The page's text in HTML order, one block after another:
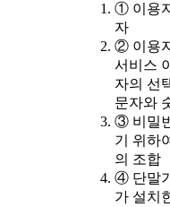
① 이용
자
② 이용
서비스
자의 선
문자와
③ 비밀
기 위하
의 조합
④ 단말
가 설치